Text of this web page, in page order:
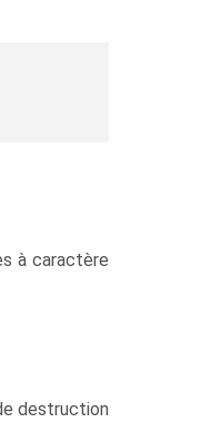
à caractère
destruction